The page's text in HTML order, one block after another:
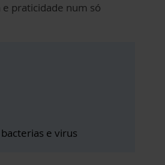
e praticidade num só
e virus